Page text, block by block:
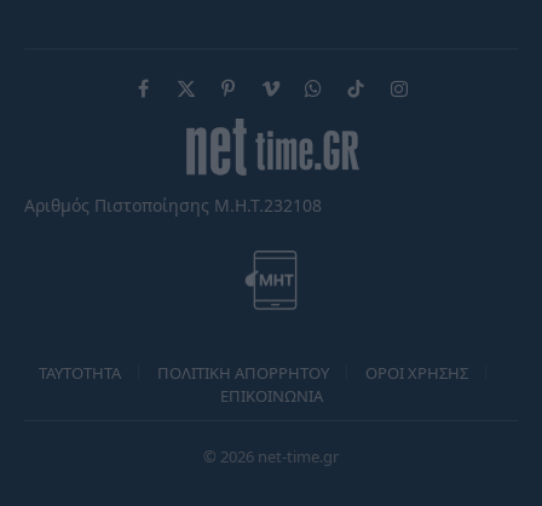
Facebook
X
(Twitter)
PinterestVimeoWhatsApp
TikTokInstagram
Αριθμός Πιστοποίησης Μ.Η.Τ.232108
TAYTOTHTA ΠΟΛΙΤΙΚΗ ΑΠΟΡΡΗΤΟΥ
ΟΡΟΙ ΧΡΗΣΗΣ
ΕΠΙΚΟΙΝΩΝΙΑ
© 2026 net-time.gr